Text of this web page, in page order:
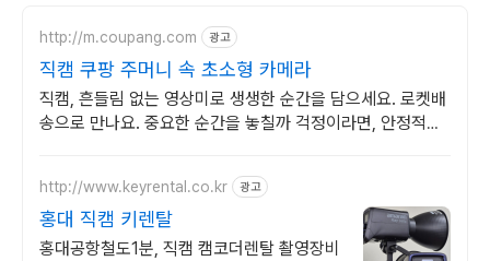
http://m.coupang.com 광고
직캠 쿠팡 주머니 속 초소형 카메라
직캠, 흔들림 없는 영상미로 생생한 순간을 담으세요. 로켓배
송으로 만나요. 중요한 순간을 놓칠까 걱정이라면, 안정적인
http://www.keyrental.co.kr 광고
홍대 직캠 키렌탈
홍대공항철도1분, 직캠 캠코더렌탈 촬영장비